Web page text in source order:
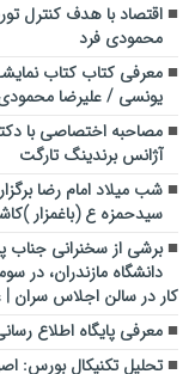
اقتصاد با هدف کنترل
محمودی فرد
معرفی کتاب کتاب
یونسی / علیرضا
مصاحبه اختصاصی با
آژانس برندینگ تارگت
شب میلاد امام رضا
سیدحمزه ع (باغمزار
برشی از سخنرانی
دانشگاه مازندران، در
کار در سالن اجلاس سران
معرفی پایگاه اطلاع
تحلیل تکنیکال بورس: